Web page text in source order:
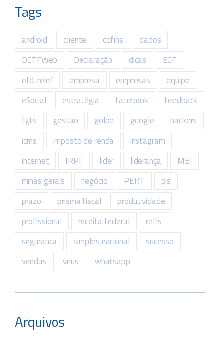
Tags
android cliente cofins
dados
DCTFWeb
Declaração dicas
ECF
efd-reinf
empresa empresas
equipe
eSocial
estratégia facebook
feedback
fgts
gestao golpe google
hackers
icms
imposto de renda
instagram
internet
IRPF lider liderança
MEI
minas gerais
negócio PERT
pis
prazo
prisma fiscal
produtividade
profissional
receita federal
refis
seguranca
simples nacional
sucesso
vendas
virus whatsapp
Arquivos